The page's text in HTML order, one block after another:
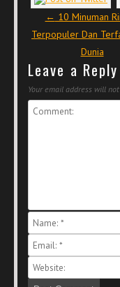
Post navigation
← 10 Minuman
Terpopuler Dan
Dunia
Leave a Reply
Your email address will